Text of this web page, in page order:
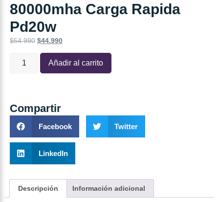
80000mha Carga Rapida
Pd20w
$54.990 $44.990
Añadir al carrito
Compartir
Facebook Twitter
LinkedIn
Descripción Información adicional